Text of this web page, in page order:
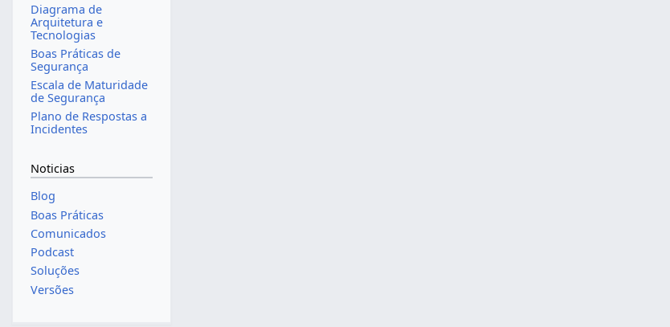
Diagrama de
Arquitetura e
Tecnologias
Boas Práticas de
Segurança
Escala de Maturidade
de Segurança
Plano de Respostas a
Incidentes
Noticias
Blog
Boas Práticas
Comunicados
Podcast
Soluções
Versões